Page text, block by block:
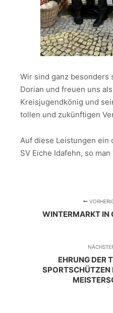
Wir sind ganz besonders
Dorian und freuen uns
Kreisjugendkönig und
tollen und zukünftigen
Auf diese Leistungen ein
SV Eiche Idafehn, so
WINTERMARKT IN
EHRUNG DER
SPORTSCHÜTZEN